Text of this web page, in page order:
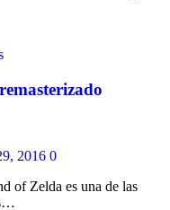
2016 0
of Zelda es una de las